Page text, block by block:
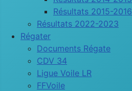
Résultats 2015-2016
Résultats 2022-2023
Régater
Documents Régate
CDV 34
Ligue Voile LR
FFVoile